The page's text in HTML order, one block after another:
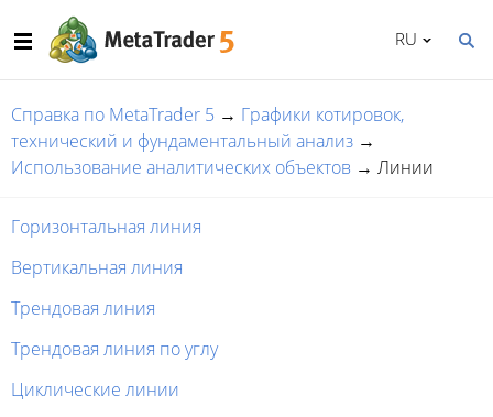
RU
Справка по MetaTrader 5 → Графики котировок,
технический и фундаментальный анализ →
Использование аналитических объектов → Линии
Горизонтальная линия
Вертикальная линия
Трендовая линия
Трендовая линия по углу
Циклические линии